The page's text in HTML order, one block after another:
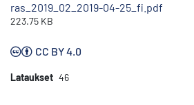
ras_2019_02_2019-04-25_fi.pdf
223.75 KB
CC BY 4.0
Lataukset 46